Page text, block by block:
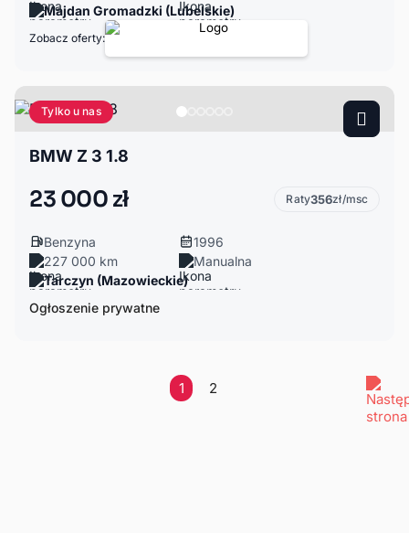
Majdan Gromadzki (Lubelskie)
Zobacz oferty:
Tylko u nas
BMW Z 3 1.8
23 000 zł Raty356zł/msc
Benzyna
1996
227 000 km
Manualna
Tarczyn (Mazowieckie)
Ogłoszenie prywatne
1 2